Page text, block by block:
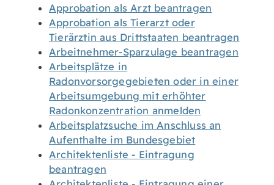
Approbation als Arzt beantragen
Approbation als Tierarzt oder
Tierärztin aus Drittstaaten beantragen
Arbeitnehmer-Sparzulage beantragen
Arbeitsplätze in
Radonvorsorgegebieten oder in einer
Arbeitsumgebung mit erhöhter
Radonkonzentration anmelden
Arbeitsplatzsuche im Anschluss an
Aufenthalte im Bundesgebiet
Architektenliste - Eintragung
beantragen